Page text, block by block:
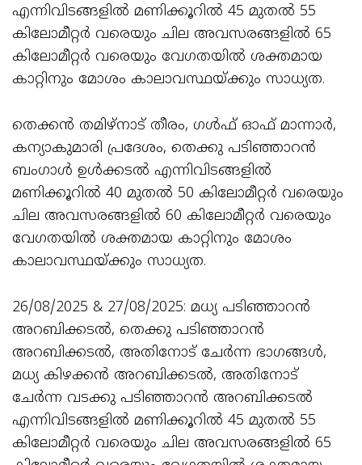
എന്നിവിടങ്ങളിൽ മണിക്കൂറിൽ 45 മുതൽ 55
കിലോമീറ്റർ വരെയും ചില അവസരങ്ങളിൽ 65
കിലോമീറ്റർ വരെയും വേഗതയിൽ ശക്തമായ
കാറ്റിനും മോശം കാലാവസ്ഥയ്ക്കും സാധ്യത.
തെക്കൻ തമിഴ്നാട് തീരം, ഗൾഫ് ഓഫ് മാന്നാർ,
കന്യാകുമാരി പ്രദേശം, തെക്കു പടിഞ്ഞാറൻ
ബംഗാൾ ഉൾക്കടൽ എന്നിവിടങ്ങളിൽ
മണിക്കൂറിൽ 40 മുതൽ 50 കിലോമീറ്റർ വരെയും
ചില അവസരങ്ങളിൽ 60 കിലോമീറ്റർ വരെയും
വേഗതയിൽ ശക്തമായ കാറ്റിനും മോശം
കാലാവസ്ഥയ്ക്കും സാധ്യത.
26/08/2025 & 27/08/2025: മധ്യ പടിഞ്ഞാറൻ
അറബിക്കടൽ, തെക്കു പടിഞ്ഞാറൻ
അറബിക്കടൽ, അതിനോട് ചേർന്ന ഭാഗങ്ങൾ,
മധ്യ കിഴക്കൻ അറബിക്കടൽ, അതിനോട്
ചേർന്ന വടക്കു പടിഞ്ഞാറൻ അറബിക്കടൽ
എന്നിവിടങ്ങളിൽ മണിക്കൂറിൽ 45 മുതൽ 55
കിലോമീറ്റർ വരെയും ചില അവസരങ്ങളിൽ 65